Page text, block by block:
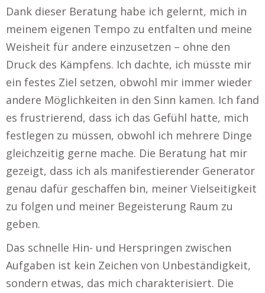
Dank dieser Beratung habe ich gelernt, mich in
meinem eigenen Tempo zu entfalten und meine
Weisheit für andere einzusetzen – ohne den
Druck des Kämpfens. Ich dachte, ich müsste mir
ein festes Ziel setzen, obwohl mir immer wieder
andere Möglichkeiten in den Sinn kamen. Ich fand
es frustrierend, dass ich das Gefühl hatte, mich
festlegen zu müssen, obwohl ich mehrere Dinge
gleichzeitig gerne mache. Die Beratung hat mir
gezeigt, dass ich als manifestierender Generator
genau dafür geschaffen bin, meiner Vielseitigkeit
zu folgen und meiner Begeisterung Raum zu
geben.
Das schnelle Hin- und Herspringen zwischen
Aufgaben ist kein Zeichen von Unbeständigkeit,
sondern etwas, das mich charakterisiert. Die